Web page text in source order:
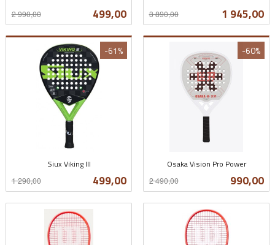
Tilbud
499,00
2 990,00
mva.
Tilbud
1 945,00
3 890,00
mva.
Siux Viking III
Tilbud
499,00
1 290,00
-61%
mva.
Osaka Vision Pro Power
Tilbud
990,00
2 490,00
-60%
mva.